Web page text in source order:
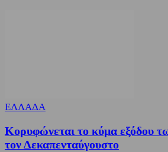
ΕΛΛΑΔΑ
Κορυφώνεται το κύμα εξόδου
τον Δεκαπενταύγουστο